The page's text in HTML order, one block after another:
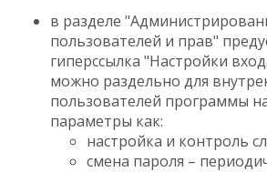
в разделе
пользователей и прав"
гиперссылка "Настройки
можно раздельно для
пользователей программы
параметры как:
настройка и контроль
смена пароля –